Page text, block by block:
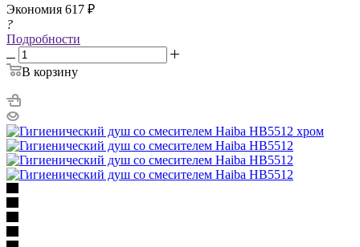
Экономия 617 ₽
?
Подробности
В корзину